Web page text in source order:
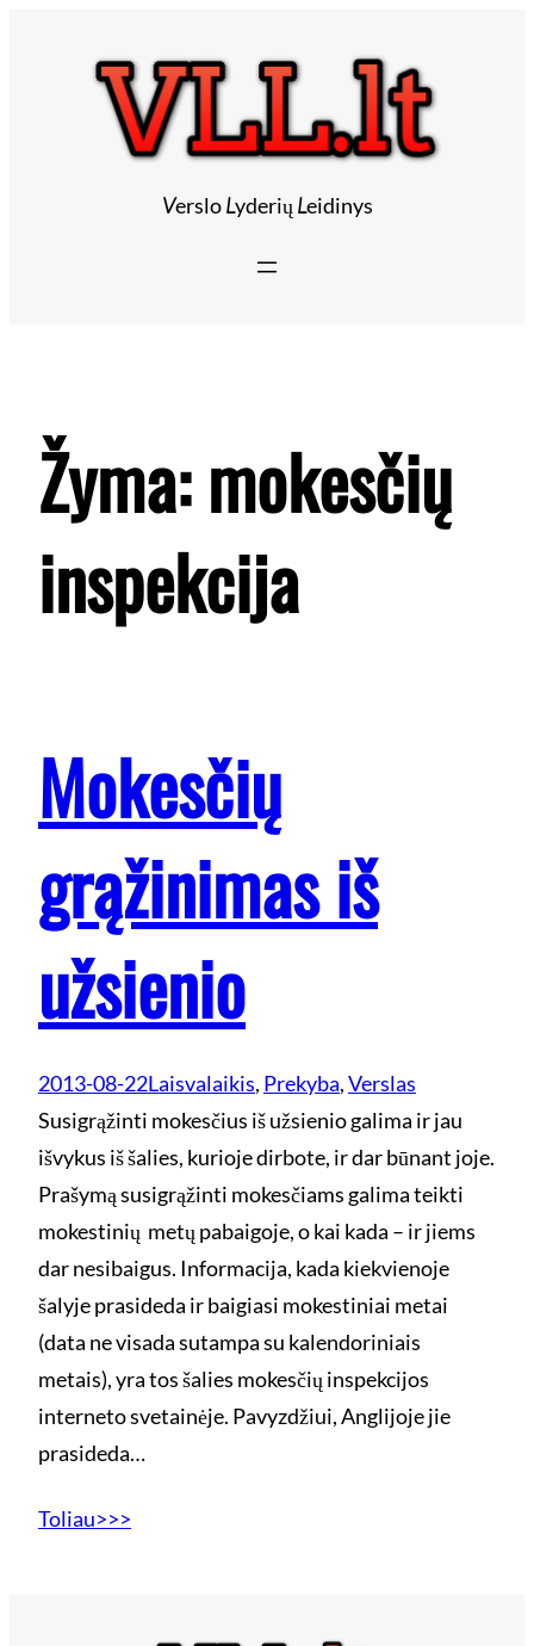
VersloLyderių Leidinys
Žyma:mokesčių
inspekcija
Mokesčių
grąžinimas iš
užsienio
2013-08-22Laisvalaikis, Prekyba, Verslas
Susigrąžinti mokesčius iš užsienio galima ir jau
išvykus iš šalies, kurioje dirbote, ir dar būnant joje.
Prašymą susigrąžinti mokesčiams galima teikti
mokestinių metų pabaigoje, o kai kada – ir jiems
dar nesibaigus. Informacija, kada kiekvienoje
šalyje prasideda ir baigiasi mokestiniai metai
(data ne visada sutampa su kalendoriniais
metais), yra tos šalies mokesčių inspekcijos
interneto svetainėje. Pavyzdžiui, Anglijoje jie
prasideda…
Toliau>>>